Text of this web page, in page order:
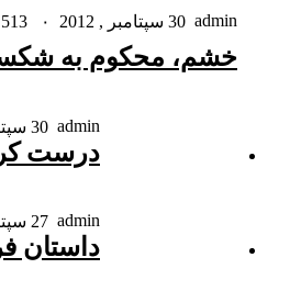
admin 30 سپتامبر , 2012 ۰
خشم، محکوم به
admin 30 سپتامبر , 2012
درست
admin 27 سپتامبر , 2012
داستان